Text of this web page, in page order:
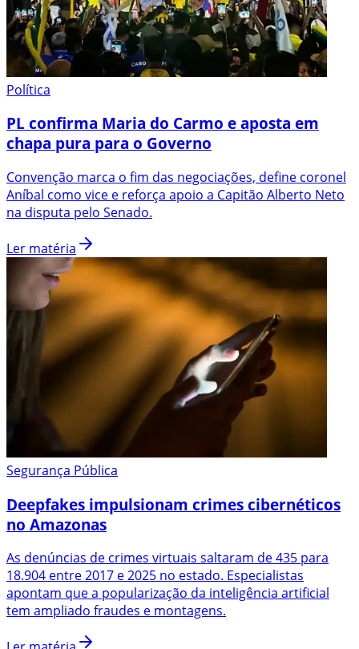
Política
PL confirma Maria do Carmo e aposta em
chapa pura para o Governo
Convenção marca o fim das negociações, define coronel
Aníbal como vice e reforça apoio a Capitão Alberto Neto
na disputa pelo Senado.
Ler matéria
Segurança Pública
Deepfakes impulsionam crimes cibernéticos
no Amazonas
As denúncias de crimes virtuais saltaram de 435 para
18.904 entre 2017 e 2025 no estado. Especialistas
apontam que a popularização da inteligência artificial
tem ampliado fraudes e montagens.